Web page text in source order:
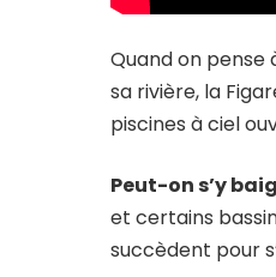
Quand on pense
sa rivière, la
piscines à ciel
Peut-on s’y
et certains
succèdent pour